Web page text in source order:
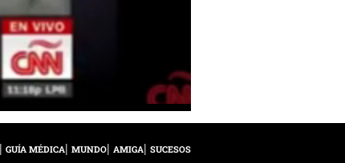
GUÍA MÉDICA MUNDO AMIGA SUCESOS